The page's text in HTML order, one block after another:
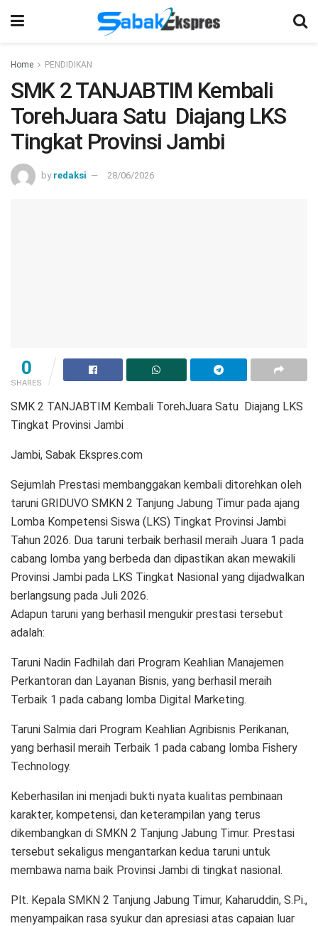
Home PENDIDIKAN
SMK 2 TANJABTIM Kembali
TorehJuara Satu Diajang LKS
Tingkat Provinsi Jambi
by redaksi 28/06/2026
0
SHARES
SMK 2 TANJABTIM Kembali TorehJuara Satu Diajang LKS
Tingkat Provinsi Jambi
Jambi, Sabak Ekspres.com
Sejumlah Prestasi membanggakan kembali ditorehkan oleh
taruni GRIDUVO SMKN 2 Tanjung Jabung Timur pada ajang
Lomba Kompetensi Siswa (LKS) Tingkat Provinsi Jambi
Tahun 2026. Dua taruni terbaik berhasil meraih Juara 1 pada
cabang lomba yang berbeda dan dipastikan akan mewakili
Provinsi Jambi pada LKS Tingkat Nasional yang dijadwalkan
berlangsung pada Juli 2026.
Adapun taruni yang berhasil mengukir prestasi tersebut
adalah:
Taruni Nadin Fadhilah dari Program Keahlian Manajemen
Perkantoran dan Layanan Bisnis, yang berhasil meraih
Terbaik 1 pada cabang lomba Digital Marketing.
Taruni Salmia dari Program Keahlian Agribisnis Perikanan,
yang berhasil meraih Terbaik 1 pada cabang lomba Fishery
Technology.
Keberhasilan ini menjadi bukti nyata kualitas pembinaan
karakter, kompetensi, dan keterampilan yang terus
dikembangkan di SMKN 2 Tanjung Jabung Timur. Prestasi
tersebut sekaligus mengantarkan kedua taruni untuk
membawa nama baik Provinsi Jambi di tingkat nasional.
Plt. Kepala SMKN 2 Tanjung Jabung Timur, Kaharuddin, S.Pi.,
menyampaikan rasa syukur dan apresiasi atas capaian luar